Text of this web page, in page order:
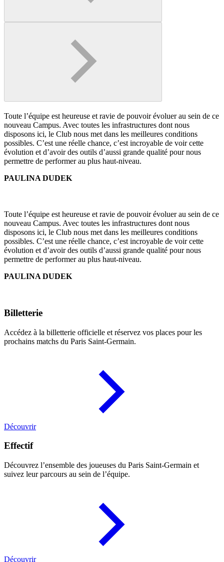
Toute l’équipe est heureuse et ravie de pouvoir évoluer au sein de ce
nouveau Campus. Avec toutes les infrastructures dont nous
disposons ici, le Club nous met dans les meilleures conditions
possibles. C’est une réelle chance, c’est incroyable de voir cette
évolution et d’avoir des outils d’aussi grande qualité pour nous
permettre de performer au plus haut-niveau.
PAULINA DUDEK
Toute l’équipe est heureuse et ravie de pouvoir évoluer au sein de ce
nouveau Campus. Avec toutes les infrastructures dont nous
disposons ici, le Club nous met dans les meilleures conditions
possibles. C’est une réelle chance, c’est incroyable de voir cette
évolution et d’avoir des outils d’aussi grande qualité pour nous
permettre de performer au plus haut-niveau.
PAULINA DUDEK
Billetterie
Accédez à la billetterie officielle et réservez vos places pour les
prochains matchs du Paris Saint-Germain.
Découvrir
Effectif
Découvrez l’ensemble des joueuses du Paris Saint-Germain et
suivez leur parcours au sein de l’équipe.
Découvrir